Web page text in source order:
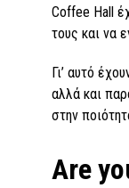
Coffee Hall
τους και να
Γι’ αυτό
αλλά και
στην
Are